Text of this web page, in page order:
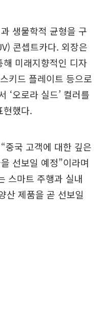
생물학적 균형을 구
콘셉트카다. 외장은
미래지향적인 디자
키드 플레이트 등으로
‘오로라 실드’ 컬러를
현했다.
중국 고객에 대한 깊은
선보일 예정”이라며
스마트 주행과 실내
산 제품을 곧 선보일